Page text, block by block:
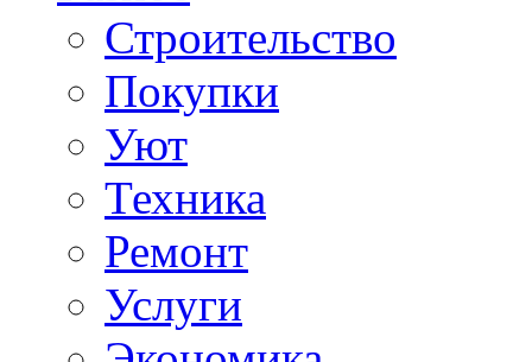
Строительство
Покупки
Уют
Техника
Ремонт
Услуги